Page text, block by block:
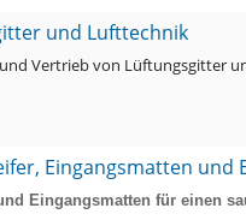
und Lufttechnik
Vertrieb von Lüftungsgitter
Eingangsmatten und
Eingangsmatten für einen